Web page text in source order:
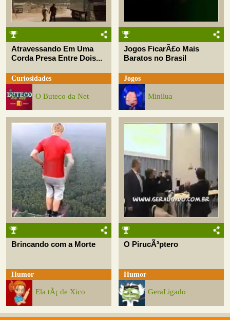
Atravessando Em Uma
Corda Presa Entre Dois...
Curiosidades
O Buteco da Net
Jogos FicarÃ£o Mais
Baratos no Brasil
Jogos
Minilua
Brincando com a Morte
Humor
Ela tÃ¡ de Xico
O PirucÃ³ptero
Humor
GeraLigado